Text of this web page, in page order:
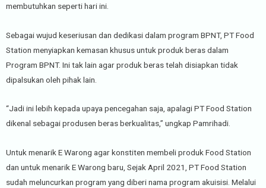
membutuhkan seperti hari ini.
Sebagai wujud keseriusan dan dedikasi dalam program BPNT, PT Food
Station menyiapkan kemasan khusus untuk produk beras dalam
Program BPNT. Ini tak lain agar produk beras telah disiapkan tidak
dipalsukan oleh pihak lain.
“Jadi ini lebih kepada upaya pencegahan saja, apalagi PT Food Station
dikenal sebagai produsen beras berkualitas,” ungkap Pamrihadi.
Untuk menarik E Warong agar konstiten membeli produk Food Station
dan untuk menarik E Warong baru, Sejak April 2021, PT Food Station
sudah meluncurkan program yang diberi nama program akuisisi. Melalui